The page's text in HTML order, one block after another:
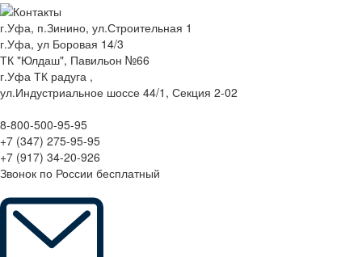
г.Уфа, п.Зинино, ул.Строительная 1
г.Уфа, ул Боровая 14/3
ТК "Юлдаш", Павильон №66
г.Уфа ТК радуга ,
ул.Индустриальное шоссе 44/1, Секция 2-02
8-800-500-95-95
+7 (347) 275-95-95
+7 (917) 34-20-926
Звонок по России бесплатный